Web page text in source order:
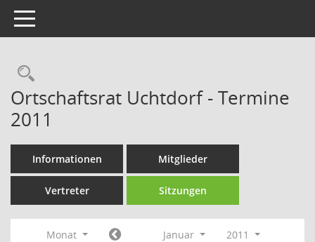
Toggle navigation
Rechercheauswahl
Ortschaftsrat Uchtdorf - Termine
2011
Informationen Mitglieder
Vertreter Sitzungen
Monat Januar
2011